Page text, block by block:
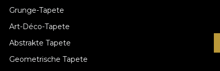
Grunge-Tapete
Art-Déco-Tapete
Abstrakte Tapete
Geometrische Tapete